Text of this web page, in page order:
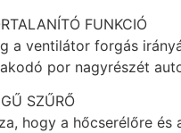
FUNKCIÓ
a ventilátor forgás
por nagyrészét
SZŰRŐ
hogy a hőcserélőre